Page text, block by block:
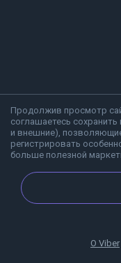
Продолжив просмотр
соглашаетесь
и внешние),
регистрировать
больше полезной
О Viber